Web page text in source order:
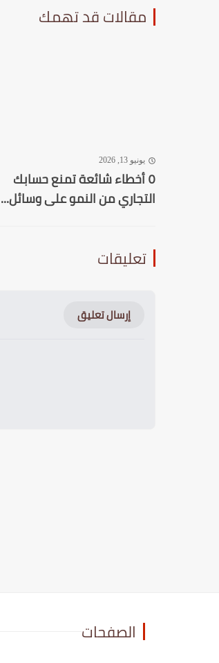
مقالات قد تهمك
يونيو 13, 2026
٥ أخطاء شائعة تمنع حسابك
التجاري من النمو على وسائل...
تعليقات
إرسال تعليق
الصفحات